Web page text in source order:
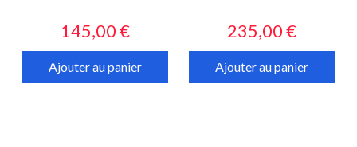
Prix
145,00 €
Ajouter au panier
Prix
235,00 €
Ajouter au panier